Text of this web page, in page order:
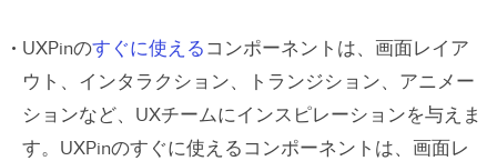
UXPinのすぐに使える コンポーネントは、画面レイア
ウト、インタラクション、トランジション、アニメー
ションなど、UXチームにインスピレーションを与えま
す。UXPinのすぐに使えるコンポーネントは、画面レ